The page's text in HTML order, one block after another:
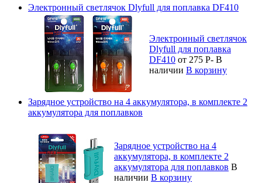
Электронный светлячок Dlyfull для поплавка DF410
Электронный светлячок
Dlyfull для поплавка
DF410 от 275 Р- В
наличии В корзину
Зарядное устройство на 4 аккумулятора, в комплекте 2
аккумулятора для поплавков
Зарядное устройство на 4
аккумулятора, в комплекте 2
аккумулятора для поплавков В
наличии В корзину